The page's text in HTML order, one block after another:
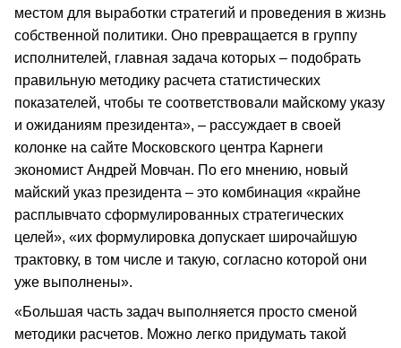
местом для выработки стратегий и проведения в жизнь
собственной политики. Оно превращается в группу
исполнителей, главная задача которых – подобрать
правильную методику расчета статистических
показателей, чтобы те соответствовали майскому указу
и ожиданиям президента», – рассуждает в своей
колонке на сайте Московского центра Карнеги
экономист Андрей Мовчан. По его мнению, новый
майский указ президента – это комбинация «крайне
расплывчато сформулированных стратегических
целей», «их формулировка допускает широчайшую
трактовку, в том числе и такую, согласно которой они
уже выполнены».
«Большая часть задач выполняется просто сменой
методики расчетов. Можно легко придумать такой